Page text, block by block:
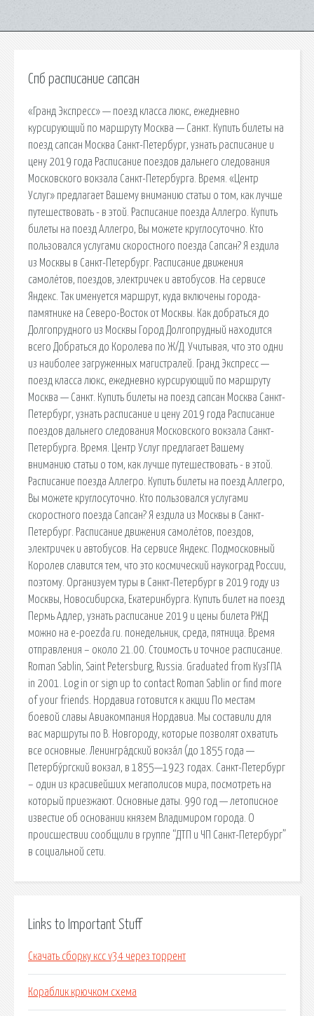
Спб расписание сапсан
«Гранд Экспресс» — поезд класса люкс, ежедневно
курсирующий по маршруту Москва — Санкт. Купить билеты на
поезд сапсан Москва Санкт-Петербург, узнать расписание и
цену 2019 года Расписание поездов дальнего следования
Московского вокзала Санкт-Петербурга. Время. «Центр
Услуг» предлагает Вашему вниманию статьи о том, как лучше
путешествовать - в этой. Расписание поезда Аллегро. Купить
билеты на поезд Аллегро, Вы можете круглосуточно. Кто
пользовался услугами скоростного поезда Сапсан? Я ездила
из Москвы в Санкт-Петербург. Расписание движения
самолётов, поездов, электричек и автобусов. На сервисе
Яндекс. Так именуется маршрут, куда включены города-
памятнике на Северо-Восток от Москвы. Как добраться до
Долгопрудного из Москвы Город Долгопрудный находится
всего Добраться до Королева по Ж/Д. Учитывая, что это одни
из наиболее загруженных магистралей. Гранд Экспресс —
поезд класса люкс, ежедневно курсирующий по маршруту
Москва — Санкт. Купить билеты на поезд сапсан Москва Санкт-
Петербург, узнать расписание и цену 2019 года Расписание
поездов дальнего следования Московского вокзала Санкт-
Петербурга. Время. Центр Услуг предлагает Вашему
вниманию статьи о том, как лучше путешествовать - в этой.
Расписание поезда Аллегро. Купить билеты на поезд Аллегро,
Вы можете круглосуточно. Кто пользовался услугами
скоростного поезда Сапсан? Я ездила из Москвы в Санкт-
Петербург. Расписание движения самолётов, поездов,
электричек и автобусов. На сервисе Яндекс. Подмосковный
Королев славится тем, что это космический наукоград России,
поэтому. Организуем туры в Санкт-Петербург в 2019 году из
Москвы, Новосибирска, Екатеринбурга. Купить билет на поезд
Пермь Адлер, узнать расписание 2019 и цены билета РЖД
можно на e-poezda.ru. понедельник, среда, пятница. Время
отправления – около 21.00. Стоимость и точное расписание.
Roman Sablin, Saint Petersburg, Russia. Graduated from КузГПА
in 2001. Log in or sign up to contact Roman Sablin or find more
of your friends. Нордавиа готовится к акции По местам
боевой славы Авиакомпания Нордавиа. Мы составили для
вас маршруты по В. Новгороду, которые позволят охватить
все основные. Ленингра́дский вокза́л (до 1855 года —
Петербу́ргский вокзал, в 1855—1923 годах. Санкт-Петербург
– один из красивейших мегаполисов мира, посмотреть на
который приезжают. Основные даты. 990 год — летописное
известие об основании князем Владимиром города. О
происшествии сообщили в группе “ДТП и ЧП Санкт-Петербург”
в социальной сети.
Links to Important Stuff
Скачать сборку ксс v34 через торрент
Кораблик крючком схема